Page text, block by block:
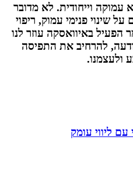
עמוקה וייחודית. לא מדובר
שינוי פנימי עמוק, ריפוי
הפעיל באיוואסקה עוזר לנו
להרחיב את התפיסה
ולעצמנו.
ליווי עומק